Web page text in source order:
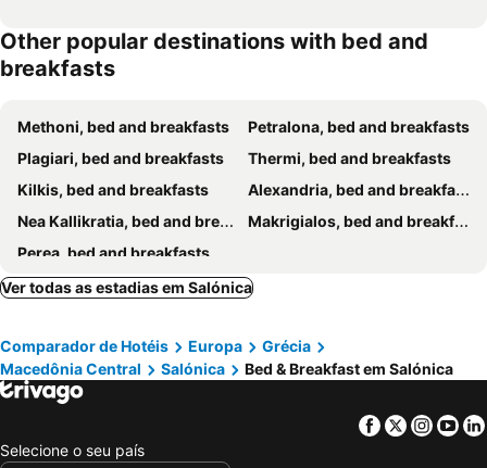
Other popular destinations with bed and
breakfasts
Methoni, bed and breakfasts
Petralona, bed and breakfasts
Plagiari, bed and breakfasts
Thermi, bed and breakfasts
Kilkis, bed and breakfasts
Alexandria, bed and breakfasts
Nea Kallikratia, bed and breakfasts
Makrigialos, bed and breakfasts
Perea, bed and breakfasts
Ver todas as estadias em Salónica
Comparador de Hotéis Europa
Grécia
Macedônia Central
Salónica Bed & Breakfast em Salónica
Facebook
Twitter
Selecione o seu país